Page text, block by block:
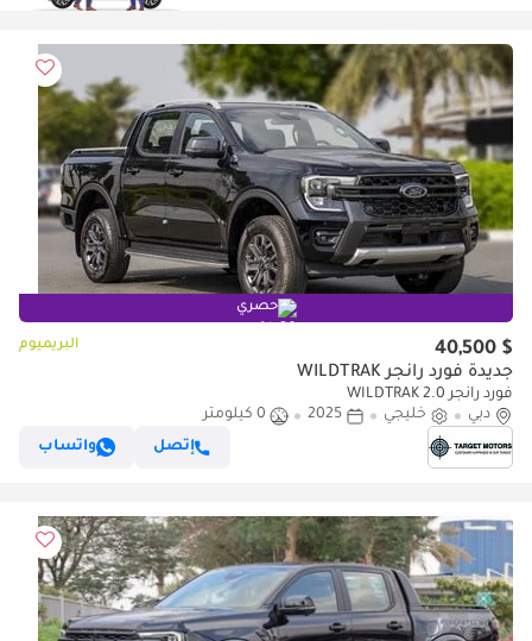
حصري
$ 40,500 البريميوم
جديدة فورد رانجر WILDTRAK
فورد رانجر WILDTRAK 2.0
دبي
خليجي 2025
0 كيلومتر
إتصل
واتساب